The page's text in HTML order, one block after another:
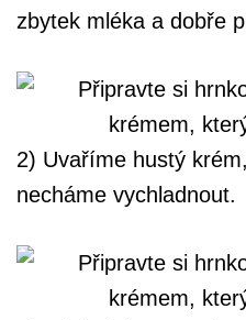
zbytek mléka a dobře
2) Uvaříme hustý
necháme vychladnout.